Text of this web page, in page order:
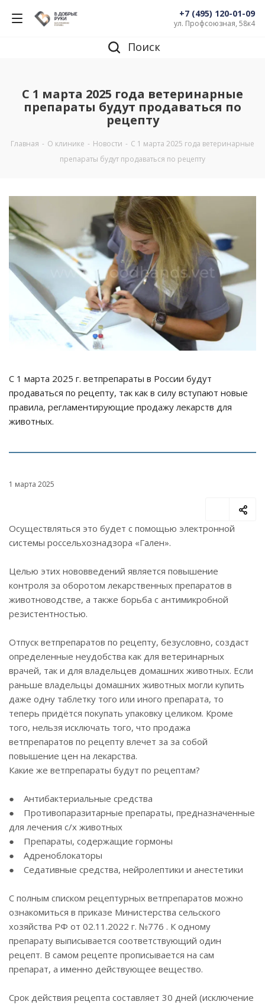
+7 (495) 120-01-09
ул. Профсоюзная, 58к4
Поиск
С 1 марта 2025 года ветеринарные
препараты будут продаваться по
рецепту
Главная - О клинике - Новости - С 1 марта 2025 года ветеринарные
препараты будут продаваться по рецепту
С 1 марта 2025 г. ветпрепараты в России будут
продаваться по рецепту, так как в силу вступают новые
правила, регламентирующие продажу лекарств для
животных.
1 марта 2025
Осуществляться это будет с помощью электронной
системы россельхознадзора «Гален».
Целью этих нововведений является повышение
контроля за оборотом лекарственных препаратов в
животноводстве, а также борьба с антимикробной
резистентностью.
Отпуск ветпрепаратов по рецепту, безусловно, создаст
определенные неудобства как для ветеринарных
врачей, так и для владельцев домашних животных. Если
раньше владельцы домашних животных могли купить
даже одну таблетку того или иного препарата, то
теперь придётся покупать упаковку целиком. Кроме
того, нельзя исключать того, что продажа
ветпрепаратов по рецепту влечет за за собой
повышение цен на лекарства.
Какие же ветпрепараты будут по рецептам?
● Антибактериальные средства
● Противопаразитарные препараты, предназначенные
для лечения с/х животных
● Препараты, содержащие гормоны
● Адреноблокаторы
● Седативные средства, нейролептики и анестетики
С полным списком рецептурных ветпрепаратов можно
ознакомиться в приказе Министерства сельского
хозяйства РФ от 02.11.2022 г. №776 . К одному
препарату выписывается соответствующий один
рецепт. В самом рецепте прописывается на сам
препарат, а именно действующее вещество.
Срок действия рецепта составляет 30 дней (исключение